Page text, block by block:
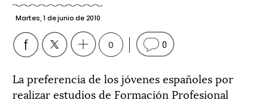
Martes, 1 de junio de 2010
0 0
La preferencia de los jóvenes españoles por
realizar estudios de Formación Profesional